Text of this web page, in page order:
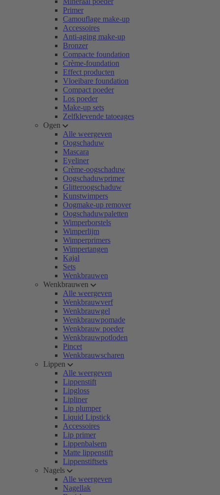
Primer
Camouflage make-up
Accessoires
Anti-aging make-up
Bronzer
Compacte foundation
Crème-foundation
Effect producten
Vloeibare foundation
Compact poeder
Los poeder
Make-up sets
Zelfklevende tatoeages
Ogen
Alle weergeven
Oogschaduw
Mascara
Eyeliner
Crème-oogschaduw
Oogschaduwprimer
Glitteroogschaduw
Kunstwimpers
Oogmake-up remover
Oogschaduwpaletten
Wimperborstels
Wimperlijm
Wimperprimers
Wimpertangen
Kajal
Sets
Wenkbrauwen
Wenkbrauwen
Alle weergeven
Wenkbrauwverf
Wenkbrauwgel
Wenkbrauwpomade
Wenkbrauw poeder
Wenkbrauwpotloden
Pincet
Wenkbrauwscharen
Lippen
Alle weergeven
Lippenstift
Lipgloss
Lipliner
Lip plumper
Liquid Lipstick
Accessoires
Lip primer
Lippenbalsem
Matte lippenstift
Lippenstiftsets
Nagels
Alle weergeven
Nagellak